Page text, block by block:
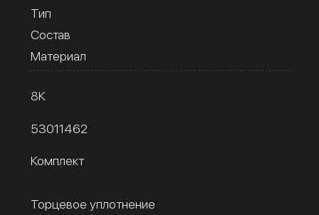
Тип
Состав
Материал
8К
53011462
Комплект
Торцевое уплотнение